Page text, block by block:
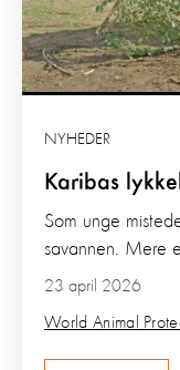
Karibas
NYHEDER
23 april 2026
World Animal
Som unge
savannen. Mere